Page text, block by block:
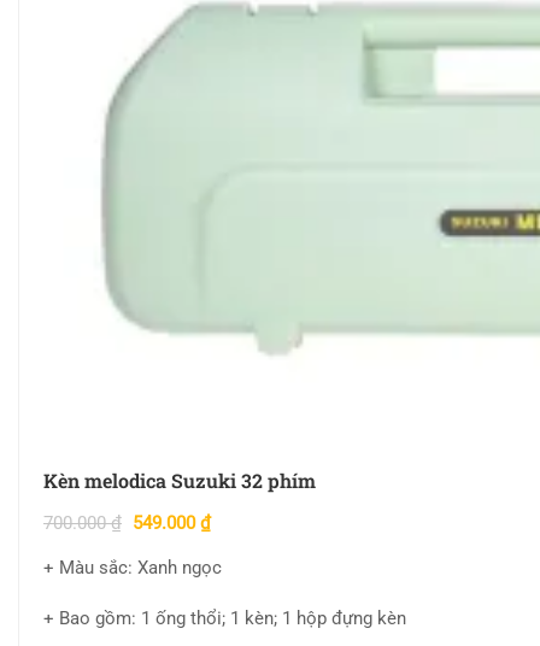
Kèn melodica Suzuki 32 phím
700.000₫ 549.000₫
+ Màu sắc: Xanh ngọc
+ Bao gồm: 1 ống thổi; 1 kèn; 1 hộp đựng kèn